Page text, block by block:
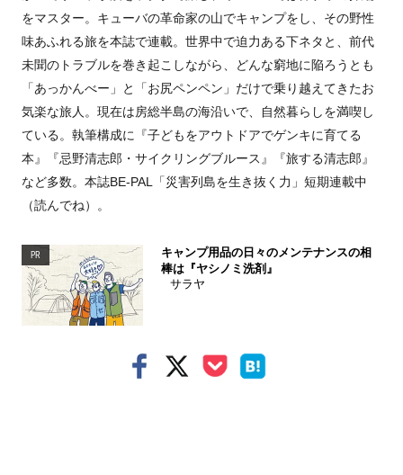
をマスター。キューバの革命家の山でキャンプをし、その野性
味あふれる旅を本誌で連載。世界中で迫力ある下ネタと、前代
未聞のトラブルを巻き起こしながら、どんな窮地に陥ろうとも
「あっかんべー」と「お尻ペンペン」だけで乗り越えてきたお
気楽な旅人。現在は房総半島の海沿いで、自然暮らしを満喫し
ている。執筆構成に『子どもをアウトドアでゲンキに育てる
本』『忌野清志郎・サイクリングブルース』『旅する清志郎』
など多数。本誌BE-PAL「災害列島を生き抜く力」短期連載中
（読んでね）。
PR
キャンプ用品の日々のメンテナンスの相
棒は『ヤシノミ洗剤』
サラヤ